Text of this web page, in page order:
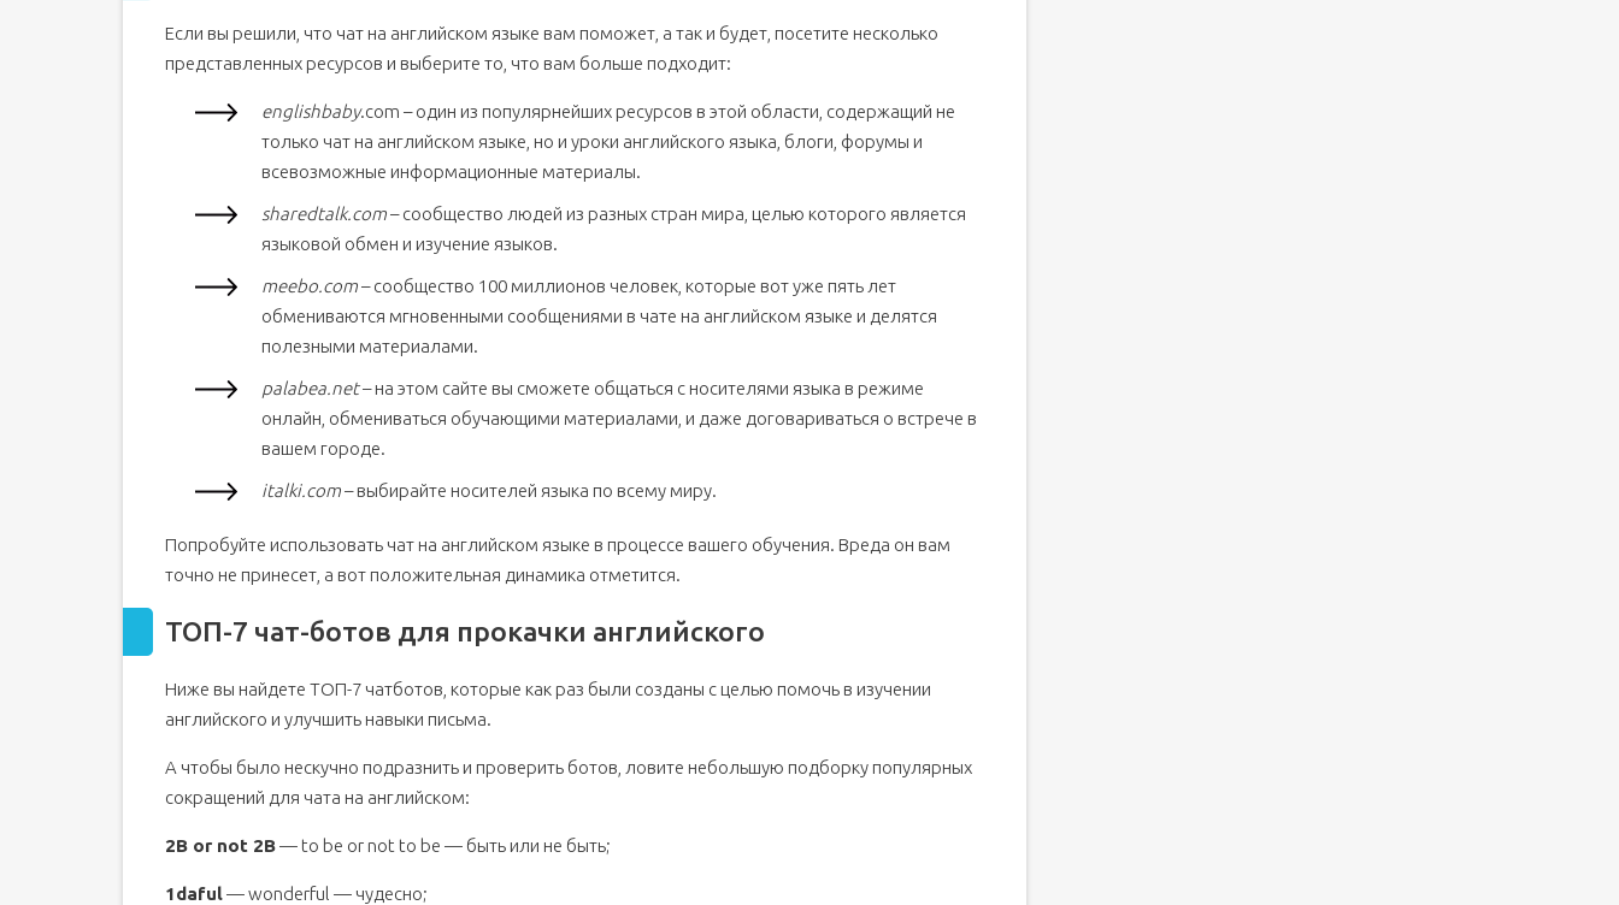
Если вы решили, что чат на английском языке вам поможет, а так и будет, посетите несколько
представленных ресурсов и выберите то, что вам больше подходит:
englishbaby.com – один из популярнейших ресурсов в этой области, содержащий не
только чат на английском языке, но и уроки английского языка, блоги, форумы и
всевозможные информационные материалы.
sharedtalk.com– сообщество людей из разных стран мира, целью которого является
языковой обмен и изучение языков.
meebo.com– сообщество 100 миллионов человек, которые вот уже пять лет
обмениваются мгновенными сообщениями в чате на английском языке и делятся
полезными материалами.
palabea.net– на этом сайте вы сможете общаться с носителями языка в режиме
онлайн, обмениваться обучающими материалами, и даже договариваться о встрече в
вашем городе.
italki.com– выбирайте носителей языка по всему миру.
Попробуйте использовать чат на английском языке в процессе вашего обучения. Вреда он вам
точно не принесет, а вот положительная динамика отметится.
ТОП-7 чат-ботов для прокачки английского
Ниже вы найдете ТОП-7 чатботов, которые как раз были созданы с целью помочь в изучении
английского и улучшить навыки письма.
А чтобы было нескучно подразнить и проверить ботов, ловите небольшую подборку популярных
сокращений для чата на английском:
2B or not 2B— to be or not to be — быть или не быть;
1daful— wonderful — чудесно;